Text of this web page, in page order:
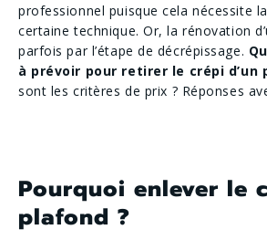
professionnel puisque cela nécessite
certaine technique. Or, la rénovation
parfois par l’étape de décrépissage.
à prévoir pour retirer le crépi d’un
sont les critères de prix ? Réponses
Pourquoi enlever le
plafond ?